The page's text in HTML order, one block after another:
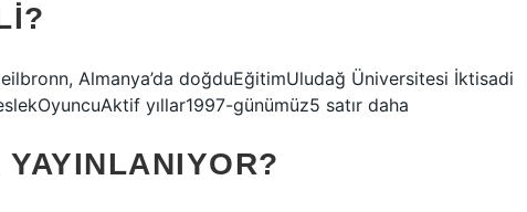
Almanya’da doğduEğitimUludağ Üniversitesi İktisadi
yıllar1997-günümüz5 satır daha